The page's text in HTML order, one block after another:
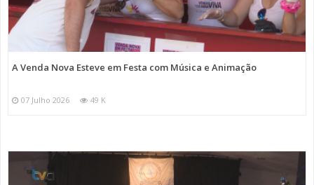
A Venda Nova Esteve em Festa com Música e Animação
07 Julho 2026 49 K